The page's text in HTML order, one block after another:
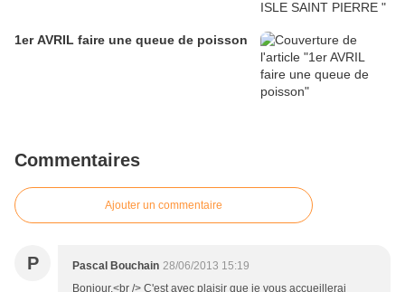
1er AVRIL faire une queue de poisson
Commentaires
Ajouter un commentaire
P Pascal Bouchain 28/06/2013 15:19
Bonjour,<br /> C'est avec plaisir que je vous accueillerai